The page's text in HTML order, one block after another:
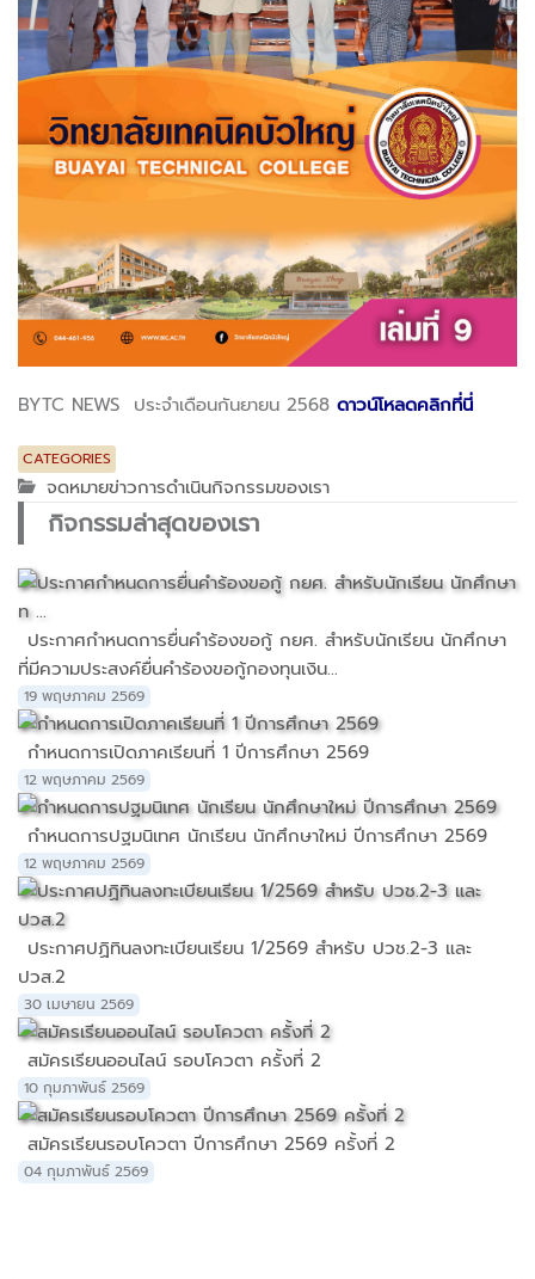
BYTC NEWS ประจำเดือนกันยายน 2568 ดาวน์โหลดคลิกที่นี่
CATEGORIES
จดหมายข่าวการดำเนินกิจกรรมของเรา
กิจกรรมล่าสุดของเรา
ประกาศกำหนดการยื่นคำร้องขอกู้ กยศ. สำหรับนักเรียน นักศึกษา
ที่มีความประสงค์ยื่นคำร้องขอกู้กองทุนเงิน...
19 พฤษภาคม 2569
กำหนดการเปิดภาคเรียนที่ 1 ปีการศึกษา 2569
12 พฤษภาคม 2569
กำหนดการปฐมนิเทศ นักเรียน นักศึกษาใหม่ ปีการศึกษา 2569
12 พฤษภาคม 2569
ประกาศปฏิทินลงทะเบียนเรียน 1/2569 สำหรับ ปวช.2-3 และ
ปวส.2
30 เมษายน 2569
สมัครเรียนออนไลน์ รอบโควตา ครั้งที่ 2
10 กุมภาพันธ์ 2569
สมัครเรียนรอบโควตา ปีการศึกษา 2569 ครั้งที่ 2
04 กุมภาพันธ์ 2569